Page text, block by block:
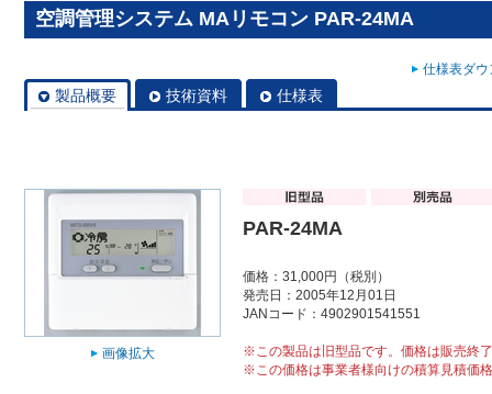
空調管理システム MAリモコン PAR-24MA
仕様表ダ
製品概要 技術資料 仕様表
画像拡大
PAR-24MA
価格：31,000円（税別）
発売日：2005年12月01日
JANコード：4902901541551
※この製品は旧型品です。価格は販売終
※この価格は事業者様向けの積算見積価